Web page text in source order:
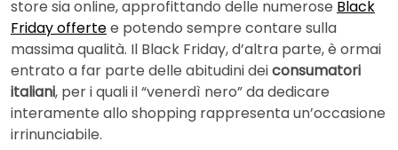
store sia online, approfittando delle numerose Black
Friday offertee potendo sempre contare sulla
massima qualità. Il Black Friday, d’altra parte, è ormai
entrato a far parte delle abitudini deiconsumatori
italiani, per i quali il “venerdì nero” da dedicare
interamente allo shopping rappresenta un’occasione
irrinunciabile.